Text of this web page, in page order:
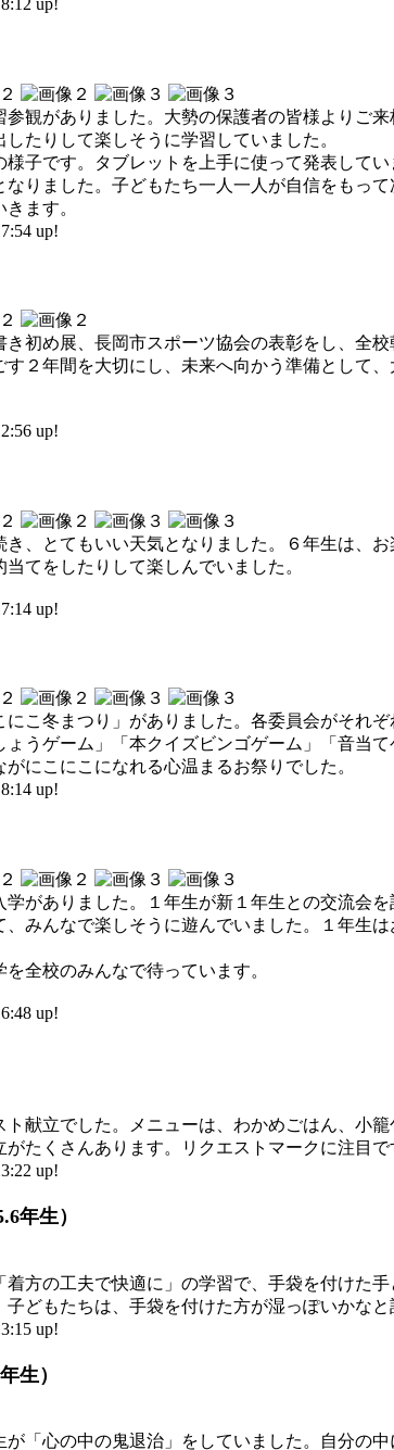
up!
観がありました。大勢の保護者の皆様よりご
たりして楽しそうに学習していました。
子です。タブレットを上手に使って発表して
りました。子どもたち一人一人が自信をもっ
ます。
up!
初め展、長岡市スポーツ協会の表彰をし、全
す２年間を大切にし、未来へ向かう準備として
up!
、とてもいい天気となりました。６年生は、
てをしたりして楽しんでいました。
up!
こ冬まつり」がありました。各委員会がそれ
うゲーム」「本クイズビンゴゲーム」「音当
にこにこになれる心温まるお祭りでした。
up!
がありました。１年生が新１年生との交流会
、みんなで楽しそうに遊んでいました。１年生
全校のみんなで待っています。
up!
献立でした。メニューは、わかめごはん、小
たくさんあります。リクエストマークに注目で
up!
年生）
方の工夫で快適に」の学習で、手袋を付けた
どもたちは、手袋を付けた方が湿っぽいかなと
up!
生）
「心の中の鬼退治」をしていました。自分の